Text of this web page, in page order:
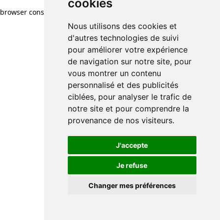
cookies
Nous utilisons des cookies et
d'autres technologies de suivi
pour améliorer votre expérience
de navigation sur notre site, pour
vous montrer un contenu
personnalisé et des publicités
ciblées, pour analyser le trafic de
notre site et pour comprendre la
provenance de nos visiteurs.
J'accepte
Je refuse
Changer mes préférences
browser console for more information)